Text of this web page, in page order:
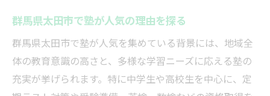
安心して通える塾の学習環境を徹底解説
個別指導塾で安心感を得る具体的な方法
学習効果とやる気を引き出す塾の見つけ方
群馬県太田市で塾が人気の理由を探る
群馬県太田市で塾が人気を集めている背景には、地域全
体の教育意識の高さと、多様な学習ニーズに応える塾の
充実が挙げられます。特に中学生や高校生を中心に、定